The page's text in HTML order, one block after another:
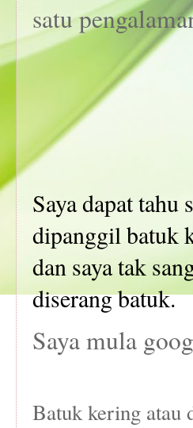
satu
Saya dapat tahu
dipanggil batuk
dan saya tak
diserang batuk.
Saya mula
Batuk kering atau